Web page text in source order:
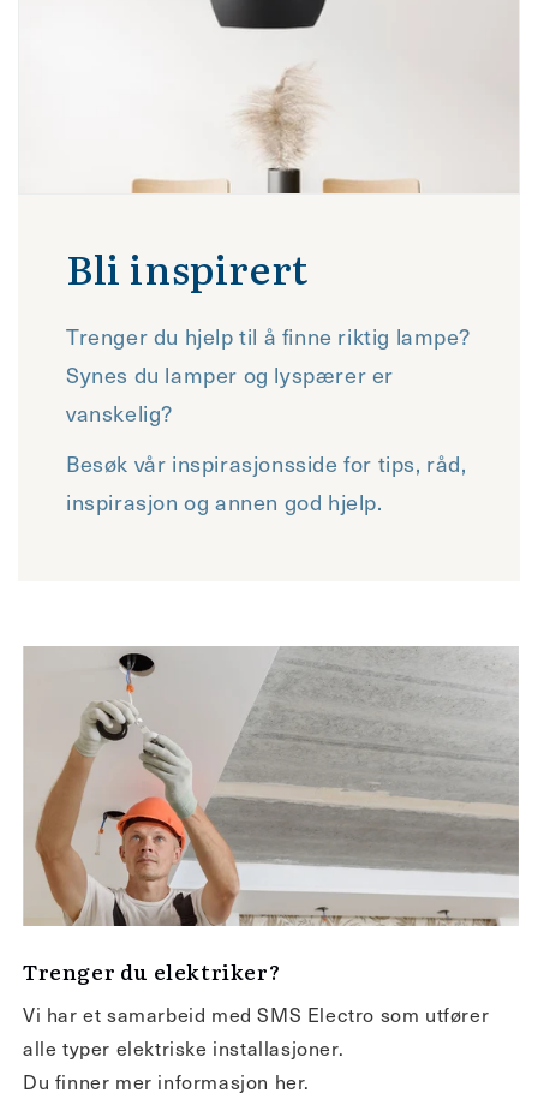
Bli inspirert
Trenger du hjelp til å finne riktig lampe?
Synes du lamper og lyspærer er
vanskelig?
Besøk vår inspirasjonsside for tips, råd,
inspirasjon og annen god hjelp.
Trenger du elektriker?
Vi har et samarbeid med SMS Electro som utfører
alle typer elektriske installasjoner.
Du finner mer informasjon her.